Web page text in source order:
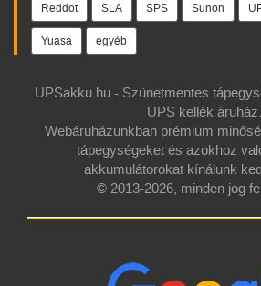
Reddot SLA SPS Sunon
Yuasa egyéb
UPSakku.hu - Szünetmentes
UPS kellék áruház.
Webáruházunkban prémium
tápegységeket és azokhoz
akkumulátorokat kínálunk
© 2013-2026, minden jog